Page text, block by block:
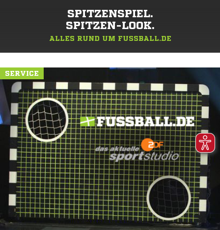
SPITZENSPIEL.
SPITZEN-LOOK.
ALLES RUND UM FUSSBALL.DE
SERVICE